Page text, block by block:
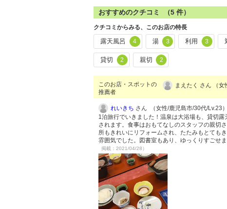
おすすめのクチコミ （5 件）
クチコミからみる、このお店の特長
露天風呂 4 湯 3 利用 3
貸切 2 親切 2
このお店・スポットの
推薦者
まえたく さん （女
れいきち さん （女性/鹿児島市/30代/Lv.23）
1泊旅行でいきました！温泉は大浴場も、貸切
されます。食事はおもてなしのスタッフの親切
所もきれいにリフォームされ、たたみもとても
雰囲気でした。図書室もあり、ゆっくりすごせ
掲載：2021/04/28）